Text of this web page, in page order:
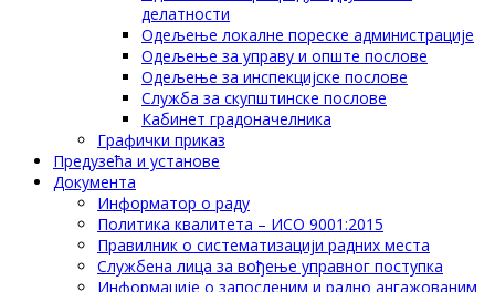
делатности
Одељење локалне пореске администрације
Одељење за управу и опште послове
Одељење за инспекцијске послове
Служба за скупштинске послове
Кабинет градоначелника
Графички приказ
Предузећа и установе
Документа
Информатор о раду
Политика квалитета – ИСО 9001:2015
Правилник о систематизацији радних места
Службена лица за вођење управног поступка
Информације о запосленим и радно ангажованим